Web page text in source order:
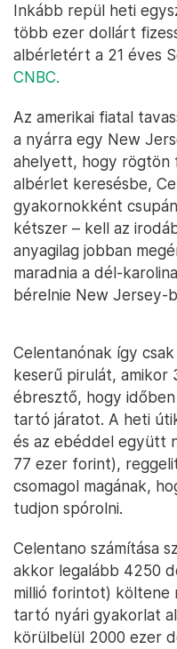
Inkább repül heti
több ezer dollárt
albérletért a 21 éves
CNBC.
Az amerikai fiatal
a nyárra egy New
ahelyett, hogy rögtön
albérlet keresésbe,
gyakornokként
kétszer – kell az
anyagilag jobban
maradnia a dél-
bérelnie New Jersey-
Celentanónak így
keserű pirulát, amikor
ébresztő, hogy
tartó járatot. A heti
és az ebéddel együtt
77 ezer forint),
csomagol magának,
tudjon spórolni.
Celentano számítása
akkor legalább 4250
millió forintot) költene
tartó nyári gyakorlat
körülbelül 2000 ezer